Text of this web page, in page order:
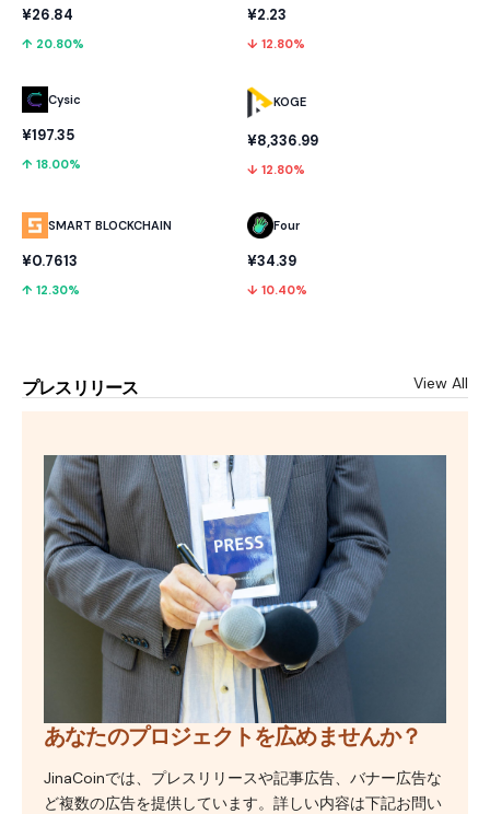
¥26.84
↑ 20.80%
Cysic
¥197.35
↑ 18.00%
SMART BLOCKCHAIN
¥0.7613
↑ 12.30%
¥2.23
↓ 12.80%
KOGE
¥8,336.99
↓ 12.80%
Four
¥34.39
↓ 10.40%
プレスリリース View All
あなたのプロジェクトを広めませんか？
JinaCoinでは、プレスリリースや記事広告、バナー広告な
ど複数の広告を提供しています。詳しい内容は下記お問い